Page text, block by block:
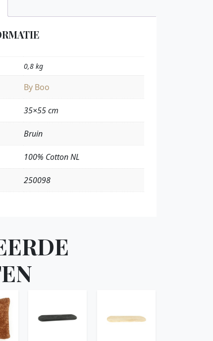
0,8 kg
By Boo
35×55 cm
Bruin
100% Cotton NL
250098